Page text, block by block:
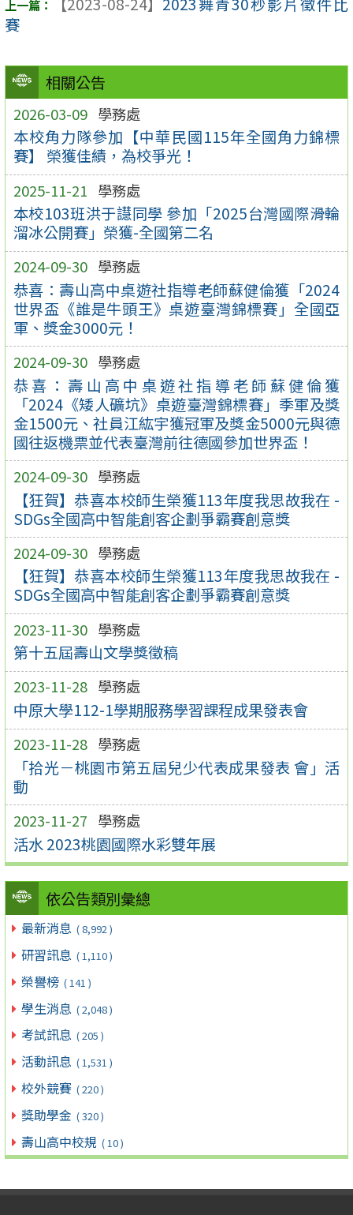
相關公告
2026-03-09 學務處
本校角力隊參加【中華民國115年全國角力錦標
賽】 榮獲佳績，為校爭光！
2025-11-21 學務處
本校103班洪于譿同學 參加「2025台灣國際滑輪
溜冰公開賽」榮獲-全國第二名
2024-09-30 學務處
恭喜：壽山高中桌遊社指導老師蘇健倫獲「2024
世界盃《誰是牛頭王》桌遊臺灣錦標賽」全國亞
軍、獎金3000元！
2024-09-30 學務處
恭喜：壽山高中桌遊社指導老師蘇健倫獲
「2024《矮人礦坑》桌遊臺灣錦標賽」季軍及獎
金1500元、社員江紘宇獲冠軍及獎金5000元與德
國往返機票並代表臺灣前往德國參加世界盃！
2024-09-30 學務處
【狂賀】恭喜本校師生榮獲113年度我思故我在 -
SDGs全國高中智能創客企劃爭霸賽創意獎
2024-09-30 學務處
【狂賀】恭喜本校師生榮獲113年度我思故我在 -
SDGs全國高中智能創客企劃爭霸賽創意獎
2023-11-30 學務處
第十五屆壽山文學獎徵稿
2023-11-28 學務處
中原大學112-1學期服務學習課程成果發表會
2023-11-28 學務處
「拾光－桃園市第五屆兒少代表成果發表 會」活
動
2023-11-27 學務處
活水 2023桃園國際水彩雙年展
依公告類別彙總
最新消息 ( 8,992 )
研習訊息 ( 1,110 )
榮譽榜 ( 141 )
學生消息 ( 2,048 )
考試訊息 ( 205 )
活動訊息 ( 1,531 )
校外競賽 ( 220 )
獎助學金 ( 320 )
壽山高中校規 ( 10 )
賽